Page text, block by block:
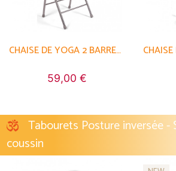
CHAISE DE YOGA 2 BARRES HAUTE
59,00 €
Tabourets Posture inversée -
coussin